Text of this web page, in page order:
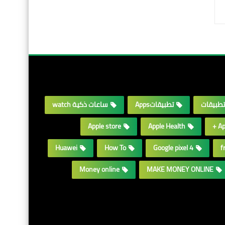
تطبيقات تطبيقاتApps
ساعات ذكية watch
Apple Health
Apple store
Google pixel 4
How To
Huawei
MAKE MONEY ONLINE
Money online